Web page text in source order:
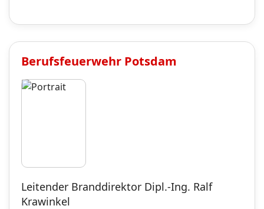
Berufsfeuerwehr Potsdam
Leitender Branddirektor Dipl.-Ing. Ralf
Krawinkel